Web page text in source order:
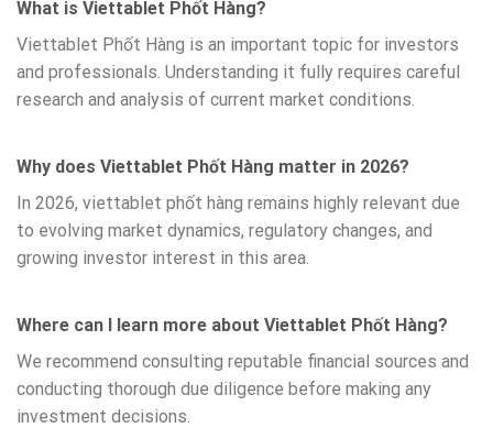
What is Viettablet Phốt Hàng?
Viettablet Phốt Hàng is an important topic for investors
and professionals. Understanding it fully requires careful
research and analysis of current market conditions.
Why does Viettablet Phốt Hàng matter in 2026?
In 2026, viettablet phốt hàng remains highly relevant due
to evolving market dynamics, regulatory changes, and
growing investor interest in this area.
Where can I learn more about Viettablet Phốt Hàng?
We recommend consulting reputable financial sources and
conducting thorough due diligence before making any
investment decisions.